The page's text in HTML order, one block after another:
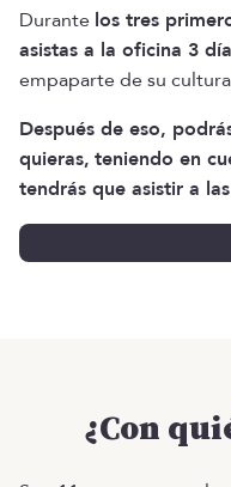
Durante los tres
asistas a la oficina 3
empaparte de su
Después de eso,
quieras, teniendo en
tendrás que asistir a
¿Con